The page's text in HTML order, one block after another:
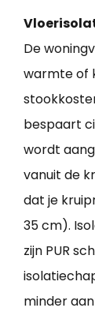
De
warmte of
bespaart
wordt
vanuit de
dat je
35 cm).
zijn PUR
minder